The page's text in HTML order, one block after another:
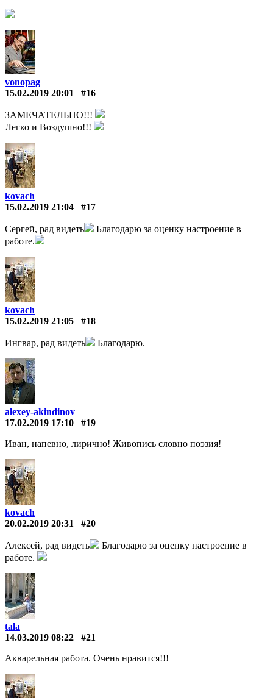
vonopag
15.02.2019 20:01
#16
ЗАМЕЧАТЕЛЬНО!!!
Легко и Воздушно!!!
kovach
15.02.2019 21:04
#17
Сергей, рад видеть
Благодарю за оценку настроение в
работе.
kovach
15.02.2019 21:05
#18
Ингвар, рад видеть Благодарю.
alexey-akindinov
17.02.2019 17:10
#19
Иван, напевно, лирично! Живопись словно поэзия!
kovach
20.02.2019 20:31
#20
Алексей, рад видеть
Благодарю за оценку настроение в
работе.
tala
14.03.2019 08:22
#21
Акварельная работа. Очень нравится!!!